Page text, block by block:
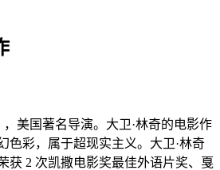
美国著名导演。大卫·林奇的电影作
色彩，属于超现实主义。大卫·林奇
获 2 次凯撒电影奖最佳外语片奖、戛